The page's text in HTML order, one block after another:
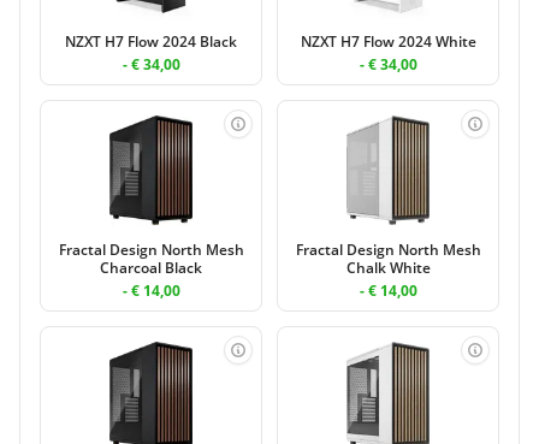
NZXT H7 Flow 2024 Black
- € 34,00
NZXT H7 Flow 2024 White
- € 34,00
Fractal Design North Mesh
Charcoal Black
- € 14,00
Fractal Design North Mesh
Chalk White
- € 14,00